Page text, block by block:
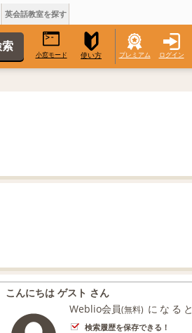
英会話教室を探す
小窓モード 使い方 プレミアム ログイン
こんにちは ゲスト さん
Weblio会員(無料) になると
検索履歴を保存できる！